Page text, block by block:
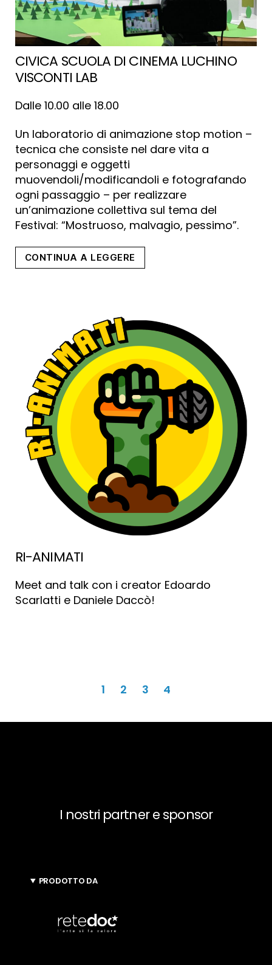
CIVICA SCUOLA DI CINEMA LUCHINO
VISCONTI LAB
Dalle 10.00 alle 18.00
Un laboratorio di animazione stop motion –
tecnica che consiste nel dare vita a
personaggi e oggetti
muovendoli/modificandoli e fotografando
ogni passaggio – per realizzare
un’animazione collettiva sul tema del
Festival: “Mostruoso, malvagio, pessimo”.
CONTINUA A LEGGERE
Visconti
LAB”
RI-ANIMATI
Meet and talk con i creator Edoardo
Scarlatti e Daniele Daccò!
Paginazione
degli
1 2 3 4
I nostri partner e sponsor
PRODOTTO DA